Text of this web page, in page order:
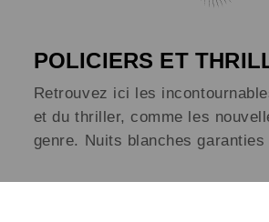
POLICIERS ET
Retrouvez ici les
et du thriller, comme les
genre. Nuits blanches garanties